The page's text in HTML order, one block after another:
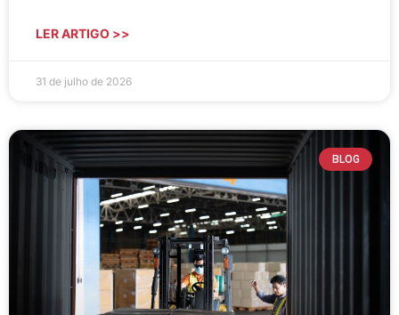
LER ARTIGO >>
31 de julho de 2026
BLOG